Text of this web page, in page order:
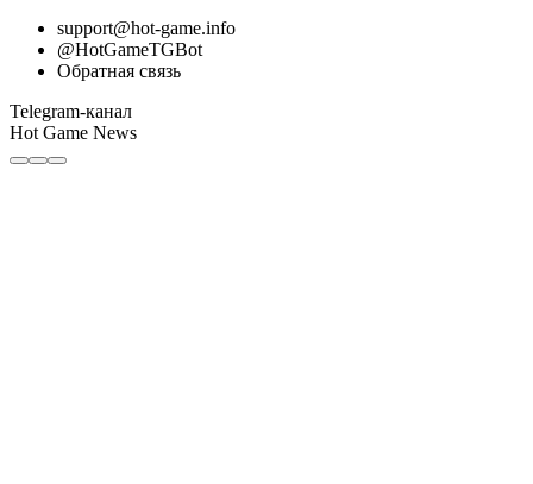
support@hot-game.info
@HotGameTGBot
Обратная связь
Telegram-канал
Hot Game News